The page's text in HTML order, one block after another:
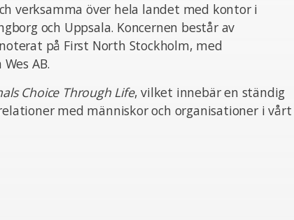
verksamma över hela landet med kontor i
och Uppsala. Koncernen består av
på First North Stockholm, med
AB.
Choice Through Life, vilket innebär en ständig
med människor och organisationer i vårt